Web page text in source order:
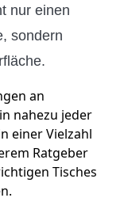
nur einen
sondern
an
nahezu jeder
einer Vielzahl
Ratgeber
Tisches